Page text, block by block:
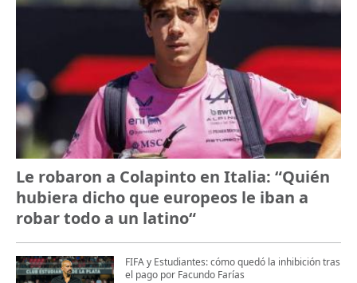
Le robaron a Colapinto en Italia: “Quién
hubiera dicho que europeos le iban a
robar todo a un latino“
FIFA y Estudiantes: cómo quedó la inhibición tras
el pago por Facundo Farías